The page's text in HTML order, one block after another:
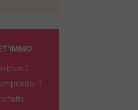
bien ?
?